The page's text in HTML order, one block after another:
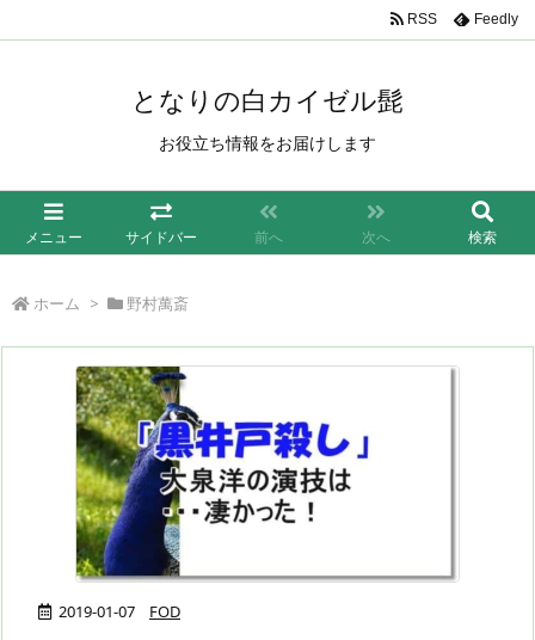
となりの白カイゼル髭
お役立ち情報をお届けします
メニュー サイドバー 前へ 次へ 検索
RSS Feedly
ホーム > 野村萬斎
2019-01-07 FOD